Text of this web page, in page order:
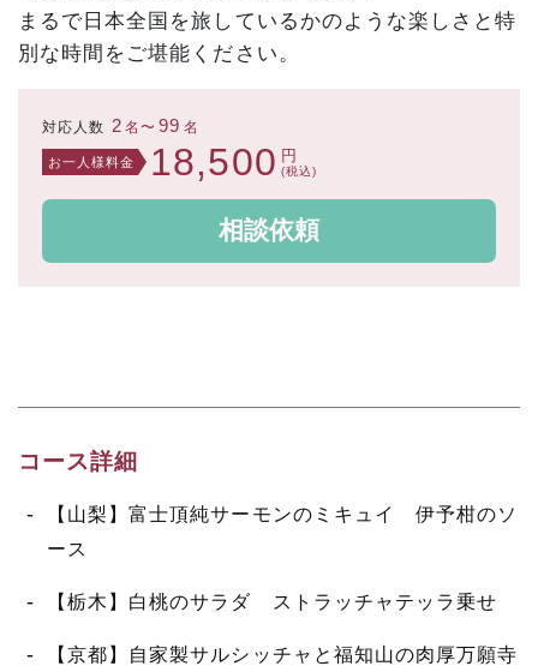
まるで日本全国を旅しているかのような楽しさと特
別な時間をご堪能ください。
対応人数 2 名〜 99 名
お一人様料金 18,500 円
(税込)
相談依頼
コース詳細
【山梨】富士頂純サーモンのミキュイ 伊予柑のソ
ース
【栃木】白桃のサラダ ストラッチャテッラ乗せ
【京都】自家製サルシッチャと福知山の肉厚万願寺